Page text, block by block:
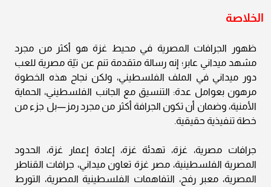
الخلاصة
ظهور الجرافات المصرية في محيط غزة هو أكثر من مجرد
مشهد ميداني عابر؛ إنه رسالة متقدمة تنم عن نيّة مصرية للعب
دور ميداني في الملف الفلسطيني، ولكن نجاح هذه الخطوة
مرهون بعوامل عدة: التنسيق مع الجانب الفلسطيني، الحماية
الأمنية، وضمان أن تكون الجرافة أكثر من مجرد رمز—بل جزء من
خطة تنفيذية حقيقية.
جرافات مصرية، غزة، تهدئة غزة، إعادة إعمار غزة، الحدود
المصرية الفلسطينية، مصر غزة تعاون ميداني، جرافات القناطر
المصرية، معبر رفح، التفاهمات الفلسطينية المصرية، التورط